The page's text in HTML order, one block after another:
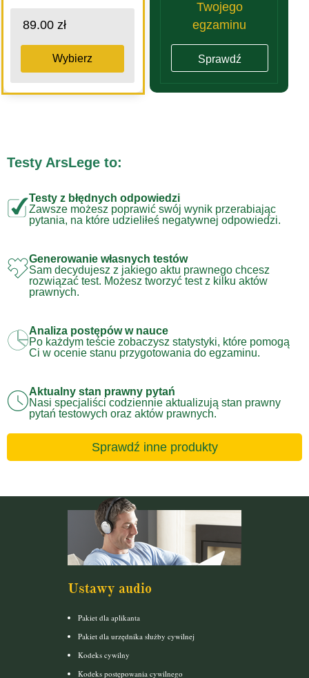
89.00 zł
Wybierz
Twojego
egzaminu
Sprawdź
Testy ArsLege to:
Testy z błędnych odpowiedzi
Zawsze możesz poprawić swój wynik przerabiając
pytania, na które udzieliłeś negatywnej odpowiedzi.
Generowanie własnych testów
Sam decydujesz z jakiego aktu prawnego chcesz
rozwiązać test. Możesz tworzyć test z kilku aktów
prawnych.
Analiza postępów w nauce
Po każdym teście zobaczysz statystyki, które pomogą
Ci w ocenie stanu przygotowania do egzaminu.
Aktualny stan prawny pytań
Nasi specjaliści codziennie aktualizują stan prawny
pytań testowych oraz aktów prawnych.
Sprawdź inne produkty
Ustawy audio
Pakiet dla aplikanta
Pakiet dla urzędnika służby cywilnej
Kodeks cywilny
Kodeks postępowania cywilnego